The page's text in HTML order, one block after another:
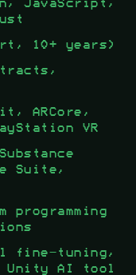
JavaScript,
10+ years)
ARCore,
VR
Suite,
programming
fine-tuning,
Unity AI tool